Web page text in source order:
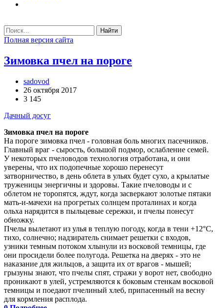
Найти
Полная версия сайта
Зимовка пчел на пороге
sadovod
26 октября 2017
3 145
Дачный досуг
Зимовка пчел на пороге
На пороге зимовка пчел - головная боль многих пасечников.
Главный враг - сырость, большой подмор, ослабление семей.
У некоторых пчеловодов технология отработана, и они
уверены, что их подопечные хорошо перенесут
затворничество, в день облета в ульях будет сухо, а крылатые
труженицы энергичны и здоровы. Такие пчеловоды и с
облетом не торопятся, ждут, когда засверкают золотые пятаки
мать-и-мачехи на прогретых солнцем проталинах и когда
ольха нарядится в пыльцевые сережки, и пчелы понесут
обножку.
Пчелы вылетают из улья в теплую погоду, когда в тени +12°С,
тихо, солнечно; надзиратель снимает решетки с входов,
узники темным потоком хлынули из восковой темницы, где
они просидели более полугода. Решетка на дверях - это не
наказание для жильцов, а защита их от врагов - мышей;
грызуны знают, что пчелы спят, стражи у ворот нет, свободно
проникают в улей, устремляются к боковым стенкам восковой
темницы и поедают пчелиный хлеб, припасенный на весну
для кормления расплода.